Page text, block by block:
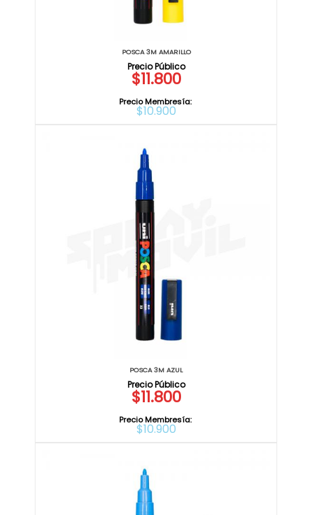
POSCA 3M AMARILLO
$11.800
Precio Membresía:
$10.900
POSCA 3M AZUL
$11.800
Precio Membresía:
$10.900